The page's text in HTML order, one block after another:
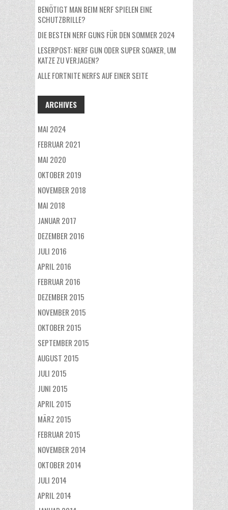
BENÖTIGT MAN BEIM NERF SPIELEN EINE
SCHUTZBRILLE?
DIE BESTEN NERF GUNS FÜR DEN SOMMER 2024
LESERPOST: NERF GUN ODER SUPER SOAKER, UM
KATZE ZU VERJAGEN?
ALLE FORTNITE NERFS AUF EINER SEITE
ARCHIVES
MAI 2024
FEBRUAR 2021
MAI 2020
OKTOBER 2019
NOVEMBER 2018
MAI 2018
JANUAR 2017
DEZEMBER 2016
JULI 2016
APRIL 2016
FEBRUAR 2016
DEZEMBER 2015
NOVEMBER 2015
OKTOBER 2015
SEPTEMBER 2015
AUGUST 2015
JULI 2015
JUNI 2015
APRIL 2015
MÄRZ 2015
FEBRUAR 2015
NOVEMBER 2014
OKTOBER 2014
JULI 2014
APRIL 2014